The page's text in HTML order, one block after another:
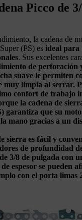
Picco de
la cadena de
(PS) es ideal para
. Sus excelentes
de perforación
suave le permiten
muy limpia al serrar.
confort de trabajo
la cadena de
garantiza que su
mano gracias a un
sierra es fácil y
de profundidad
3/8 de pulgada con
espesor se pueden
con el porta limas